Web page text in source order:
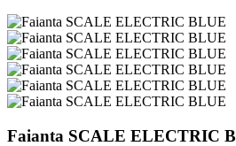
Faianta SCALE ELECTRIC